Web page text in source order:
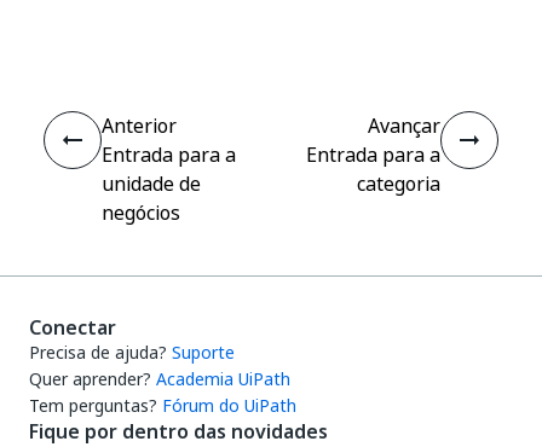
Anterior
Entrada para a
unidade de
negócios
Avançar
Entrada para a
categoria
Conectar
Precisa de ajuda? Suporte
Quer aprender? Academia UiPath
Tem perguntas? Fórum do UiPath
Fique por dentro das novidades